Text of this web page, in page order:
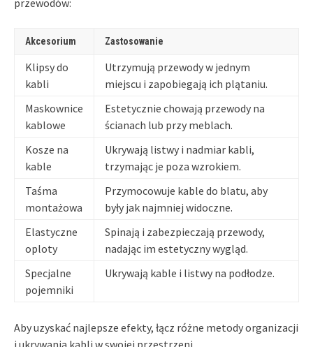
Akcesorium Zastosowanie
Klipsy do
kabli
Utrzymują przewody w jednym
miejscu i zapobiegają ich plątaniu.
Maskownice
kablowe
Estetycznie chowają przewody na
ścianach lub przy meblach.
Kosze na
kable
Ukrywają listwy i nadmiar kabli,
trzymając je poza wzrokiem.
Taśma
montażowa
Przymocowuje kable do blatu, aby
były jak najmniej widoczne.
Elastyczne
oploty
Spinają i zabezpieczają przewody,
nadając im estetyczny wygląd.
Specjalne
pojemniki
Ukrywają kable i listwy na podłodze.
Aby uzyskać najlepsze efekty, łącz różne metody organizacji
i ukrywania kabli w swojej przestrzeni.